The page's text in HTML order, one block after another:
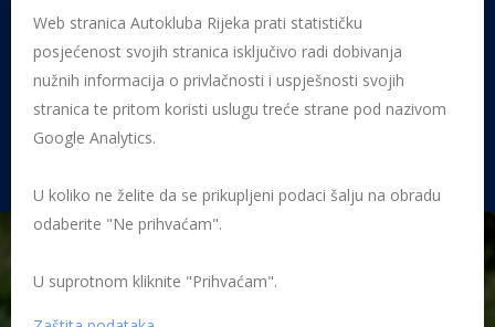
051 212 442 Centrala
Pon - Pet 08:00 - 16:00
Rujevica 9/1, 51000 Rijeka
Početna Posljednje objavljene novosti
Web stranica Autokluba Rijeka prati statističku
posjećenost svojih stranica isključivo radi dobivanja
nužnih informacija o privlačnosti i uspješnosti svojih
stranica te pritom koristi uslugu treće strane pod nazivom
Google Analytics.
U koliko ne želite da se prikupljeni podaci šalju na obradu
odaberite "Ne prihvaćam".
U suprotnom kliknite "Prihvaćam".